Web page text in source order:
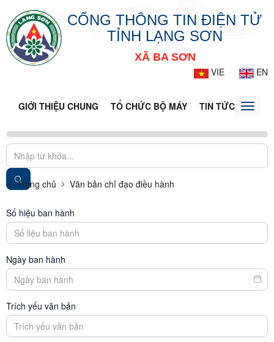
CỔNG THÔNG TIN ĐIỆN TỬ
TỈNH LẠNG SƠN
XÃ BA SƠN
VIE
EN
GIỚI THIỆU CHUNG TỔ CHỨC BỘ MÁY TIN TỨC - SỰToggle
Trang chủ Văn bản chỉ đạo điều hành
Số hiệu ban hành
Ngày ban hành
Trích yếu văn bản